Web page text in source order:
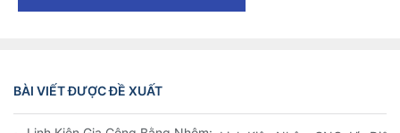
BÀI VIẾT ĐƯỢC ĐỀ XUẤT